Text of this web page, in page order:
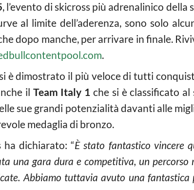
, l’evento di skicross più adrenalinico della
al limite dell’aderenza, sono solo
dopo manche, per arrivare in finale.
.
è dimostrato il più veloce di tutti
il Team Italy 1 che si è classificato
sue grandi potenzialità davanti alle
medaglia di bronzo.
dichiarato: “È stato fantastico vincere
una gara dura e competitiva, un
Abbiamo tuttavia avuto una